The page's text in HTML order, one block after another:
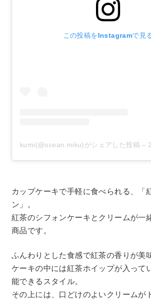
この投稿をInstagramで見
kumi(@ocean.miku)がシェアした投稿 –
カップケーキで手軽に食べられる、「
ン」。
紅茶のシフォンケーキとクリームが一
商品です。
ふんわりとした食感で紅茶の香りが美
ケーキの中には紅茶ホイップが入って
能できるスタイル。
その上には、口どけのよいクリームが